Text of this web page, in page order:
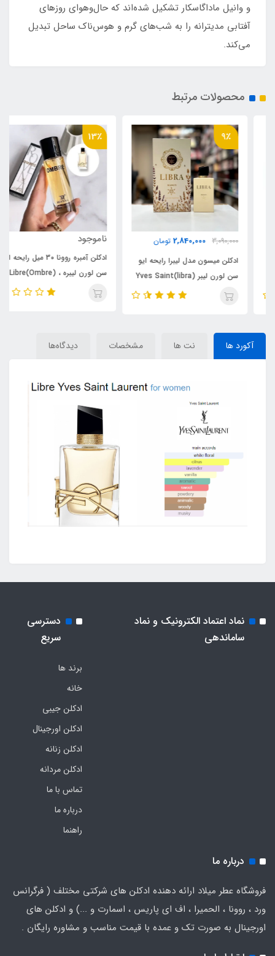
و وانیل ماداگاسکار تشکیل شده‌اند که حال‌و‌هوای روزهای
آفتابی مدیترانه را به شب‌های گرم و هوس‌ناک ساحل تبدیل
می‌کند.
محصولات مرتبط
3,090,000
2,840,000 تومان
ادکلن میسون مدل لیبرا رایحه ایو
سن لورن لیبر (libra)Yves Saint
Laurent Libre
13٪
ناموجود
ادکلن آمبره روونا 30 میل رایحه ایو
سن لورن لیبره ، (Ombre)Libre
آکورد ها نت ها مشخصات دیدگاه‌ها
نماد اعتماد الکترونیک و نماد
ساماندهی
دسترسی
سریع
برند ها
خانه
ادکلن جیبی
ادکلن اورجینال
ادکلن زنانه
ادکلن مردانه
تماس با ما
درباره ما
راهنما
درباره ما
فروشگاه عطر میلاد ارائه دهنده ادکلن های شرکتی مختلف ( فرگرانس
ورد ، روونا ، الحمیرا ، اف ای پاریس ، اسمارت و ...) و ادکلن های
اورجینال به صورت تک و عمده با قیمت مناسب و مشاوره رایگان .